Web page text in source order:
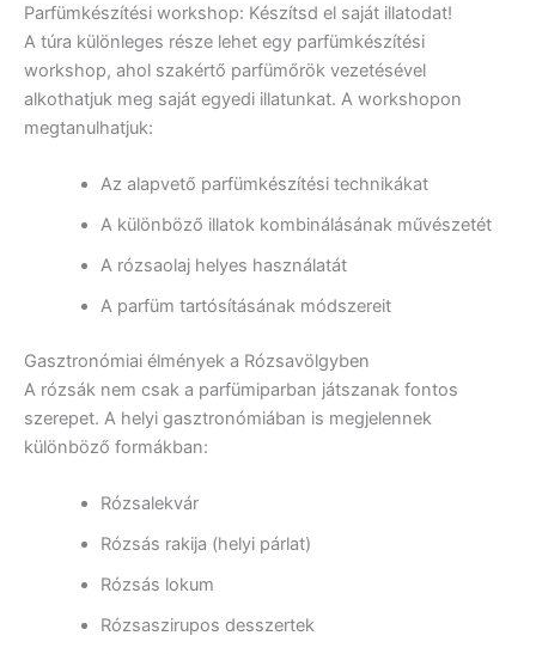
Parfümkészítési workshop: Készítsd el saját illatodat!
A túra különleges része lehet egy parfümkészítési
workshop, ahol szakértő parfümőrök vezetésével
alkothatjuk meg saját egyedi illatunkat. A workshopon
megtanulhatjuk:
Az alapvető parfümkészítési technikákat
A különböző illatok kombinálásának művészetét
A rózsaolaj helyes használatát
A parfüm tartósításának módszereit
Gasztronómiai élmények a Rózsavölgyben
A rózsák nem csak a parfümiparban játszanak fontos
szerepet. A helyi gasztronómiában is megjelennek
különböző formákban:
Rózsalekvár
Rózsás rakija (helyi párlat)
Rózsás lokum
Rózsaszirupos desszertek